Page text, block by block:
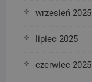
wrzesień 2025
lipiec 2025
czerwiec 2025